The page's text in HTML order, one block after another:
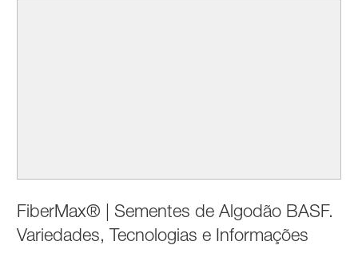
FiberMax® | Sementes de Algodão BASF.
Variedades, Tecnologias e Informações